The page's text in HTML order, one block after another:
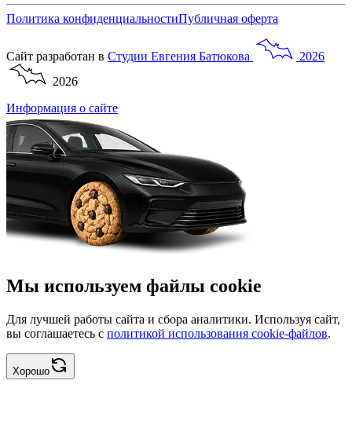
Политика конфиденциальностиПубличная оферта
Сайт разработан в Студии Евгения Батюкова
2026
2026
Информация о сайте
Мы используем файлы cookie
Для лучшей работы сайта и сбора аналитики. Используя сайт,
вы соглашаетесь с политикой использования cookie-файлов.
Хорошо